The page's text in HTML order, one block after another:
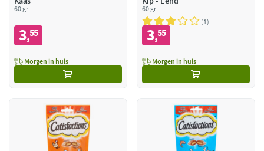
60 gr
3,55
Morgen in huis
60 gr
1
3,55
Morgen in huis